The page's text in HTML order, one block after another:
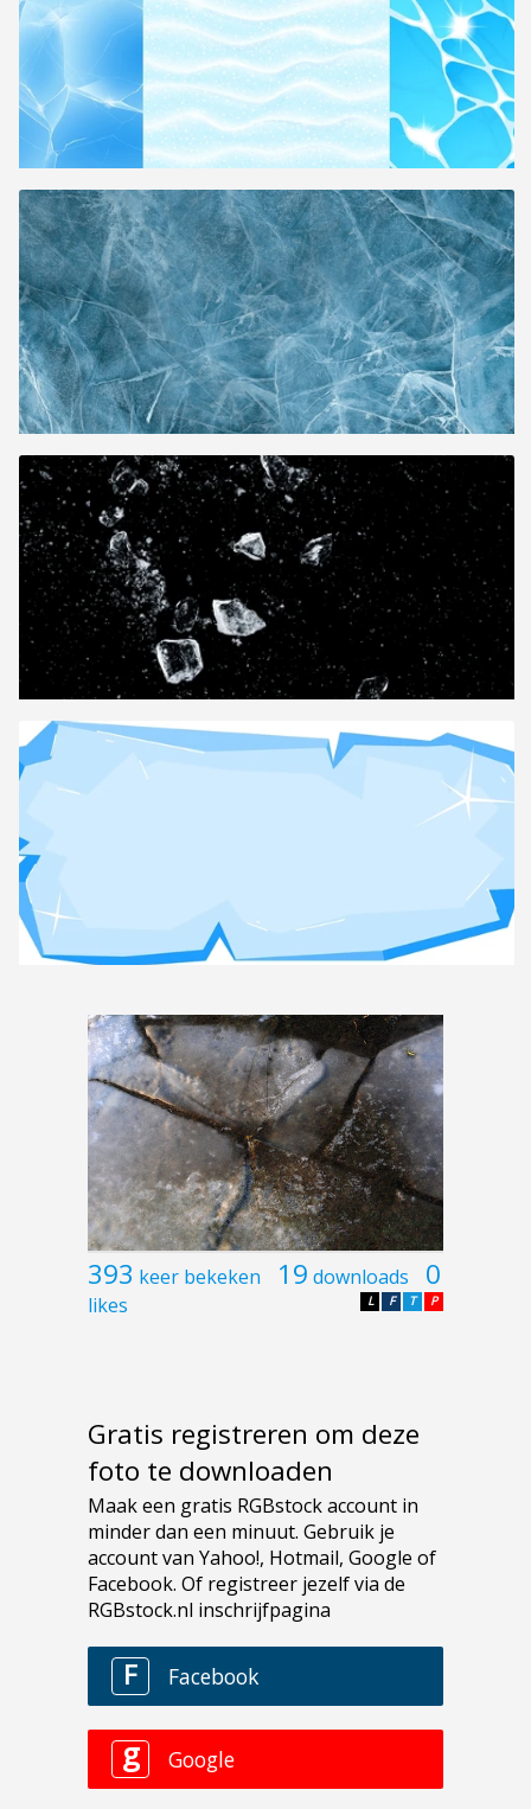
393 keer bekeken 19 downloads 0
likes P
T
F
L
Gratis registreren om deze
foto te downloaden